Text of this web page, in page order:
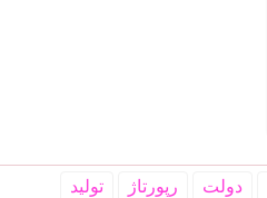
دولت رپورتاژ تولید